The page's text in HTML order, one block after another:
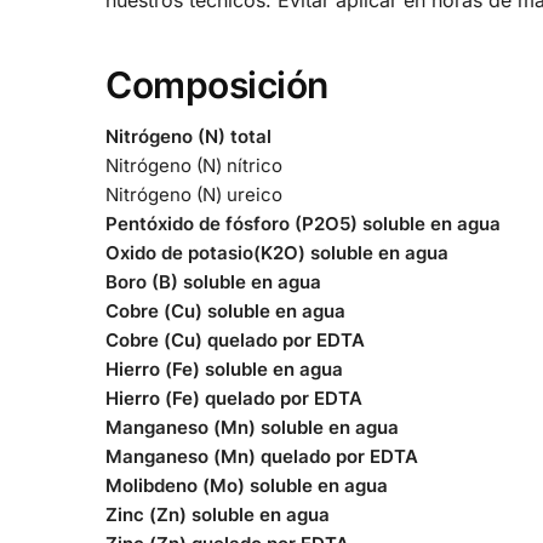
Composición
Nitrógeno (N) total
Nitrógeno (N) nítrico
Nitrógeno (N) ureico
Pentóxido de fósforo (P2O5) soluble en agua
Oxido de potasio(K2O) soluble en agua
Boro (B) soluble en agua
Cobre (Cu) soluble en agua
Cobre (Cu) quelado por EDTA
Hierro (Fe) soluble en agua
Hierro (Fe) quelado por EDTA
Manganeso (Mn) soluble en agua
Manganeso (Mn) quelado por EDTA
Molibdeno (Mo) soluble en agua
Zinc (Zn) soluble en agua